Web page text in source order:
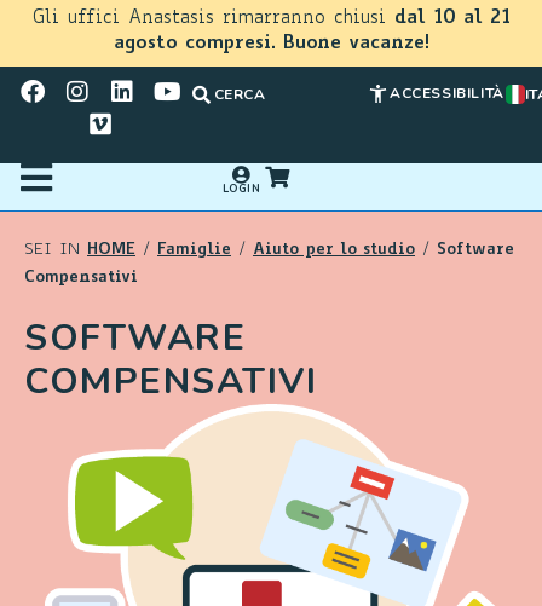
Gli uffici Anastasis rimarranno chiusi dal 10 al 21
agosto compresi. Buone vacanze!
CERCA ACCESSIBILITÀ
LOGIN
SEI IN HOME / Famiglie / Aiuto per lo studio / Software
Compensativi
SOFTWARE
COMPENSATIVI